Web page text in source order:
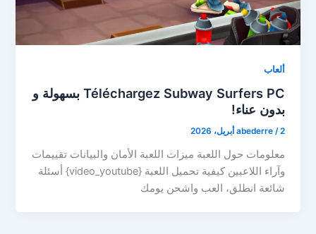
ألعاب
Téléchargez Subway Surfers PC بسهولة و
بدون عناء!
abederre /2 أبريل، 2026
معلومات حول اللعبة ميزات اللعبة الأمان والبيانات تقييمات
وآراء اللاعبين كيفية تحميل اللعبة {video_youtube} أسئلة
شائعة انطلق، العب واشحن يومك